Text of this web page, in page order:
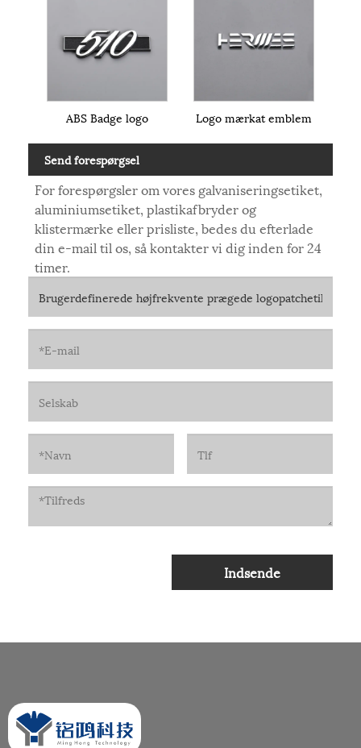
ABS Badge logo Logo mærkat emblem
Send forespørgsel
For forespørgsler om vores galvaniseringsetiket,
aluminiumsetiket, plastikafbryder og
klistermærke eller prisliste, bedes du efterlade
din e-mail til os, så kontakter vi dig inden for 24
timer.